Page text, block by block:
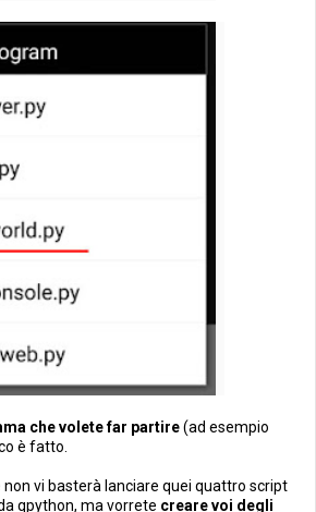
che volete far partire(ad esempio
è fatto.
vi basterà lanciare quei quattro script
qpython, ma vorrete creare voi degli